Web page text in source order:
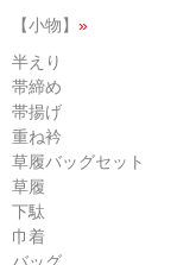
【小物】 »
半えり
帯締め
帯揚げ
重ね衿
草履バッグセット
草履
下駄
巾着